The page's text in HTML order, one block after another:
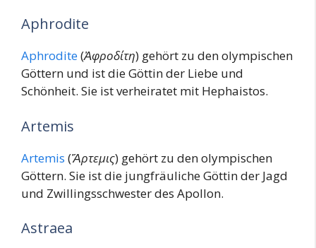
Aphrodite
Aphrodite(Ἀφροδίτη) gehört zu den olympischen
Göttern und ist die Göttin der Liebe und
Schönheit. Sie ist verheiratet mit Hephaistos.
Artemis
Artemis (Ἄρτεμις) gehört zu den olympischen
Göttern. Sie ist die jungfräuliche Göttin der Jagd
und Zwillingsschwester des Apollon.
Astraea